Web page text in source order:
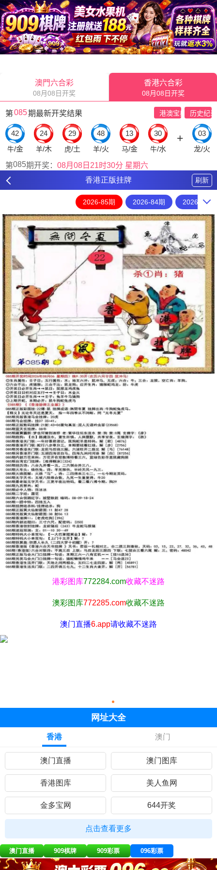
香港正版挂牌 刷新
2026-85期 2026-84期 2026-83期
港彩图库772284.com收藏不迷路
澳彩图库772285.com收藏不迷路
澳门直播6.app请收藏不迷路
网址大全
香港 澳门
澳门直播 澳门图库
香港图库 美人鱼网
金多宝网 644开奖
九五至尊 曾道人网
点击查看更多
澳门直播 909棋牌 909彩票 096彩票